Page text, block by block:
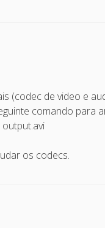
(codec de video e
comando para
os codecs.